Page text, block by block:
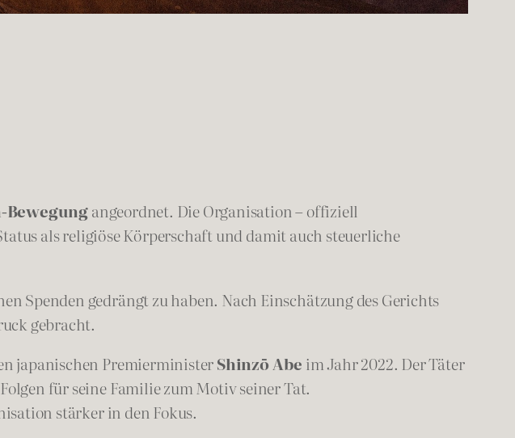
Bewegungangeordnet. Die Organisation – offiziell
als religiöse Körperschaft und damit auch steuerliche
Spenden gedrängt zu haben. Nach Einschätzung des Gerichts
gebracht.
japanischen PremierministerShinzō Abe im Jahr 2022. Der Täter
für seine Familie zum Motiv seiner Tat.
stärker in den Fokus.